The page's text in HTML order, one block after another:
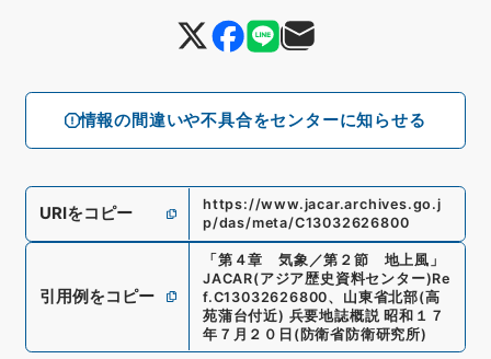
情報の間違いや不具合をセンターに知らせる
URIをコピー
https://www.jacar.archives.go.j
p/das/meta/C13032626800
引用例をコピー
「第４章 気象／第２節 地上風 」
JACAR(アジア歴史資料センター)Re
f.C13032626800、 山東省北部(高
苑蒲台付近) 兵要地誌概説 昭和１７
年７月２０日 (防衛省防衛研究所)